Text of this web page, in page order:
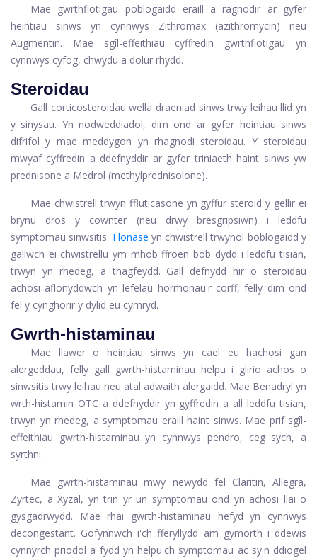
Mae gwrthfiotigau poblogaidd eraill a ragnodir ar gyfer
heintiau sinws yn cynnwys Zithromax (azithromycin) neu
Augmentin. Mae sgîl-effeithiau cyffredin gwrthfiotigau yn
cynnwys cyfog, chwydu a dolur rhydd.
Steroidau
Gall corticosteroidau wella draeniad sinws trwy leihau llid yn
y sinysau. Yn nodweddiadol, dim ond ar gyfer heintiau sinws
difrifol y mae meddygon yn rhagnodi steroidau. Y steroidau
mwyaf cyffredin a ddefnyddir ar gyfer triniaeth haint sinws yw
prednisone a Medrol (methylprednisolone).
Mae chwistrell trwyn ffluticasone yn gyffur steroid y gellir ei
brynu dros y cownter (neu drwy bresgripsiwn) i leddfu
symptomau sinwsitis. Flonase yn chwistrell trwynol boblogaidd y
gallwch ei chwistrellu ym mhob ffroen bob dydd i leddfu tisian,
trwyn yn rhedeg, a thagfeydd. Gall defnydd hir o steroidau
achosi aflonyddwch yn lefelau hormonau'r corff, felly dim ond
fel y cynghorir y dylid eu cymryd.
Gwrth-histaminau
Mae llawer o heintiau sinws yn cael eu hachosi gan
alergeddau, felly gall gwrth-histaminau helpu i glirio achos o
sinwsitis trwy leihau neu atal adwaith alergaidd. Mae Benadryl yn
wrth-histamin OTC a ddefnyddir yn gyffredin a all leddfu tisian,
trwyn yn rhedeg, a symptomau eraill haint sinws. Mae prif sgîl-
effeithiau gwrth-histaminau yn cynnwys pendro, ceg sych, a
syrthni.
Mae gwrth-histaminau mwy newydd fel Claritin, Allegra,
Zyrtec, a Xyzal, yn trin yr un symptomau ond yn achosi llai o
gysgadrwydd. Mae rhai gwrth-histaminau hefyd yn cynnwys
decongestant. Gofynnwch i'ch fferyllydd am gymorth i ddewis
cynnyrch priodol a fydd yn helpu'ch symptomau ac sy'n ddiogel